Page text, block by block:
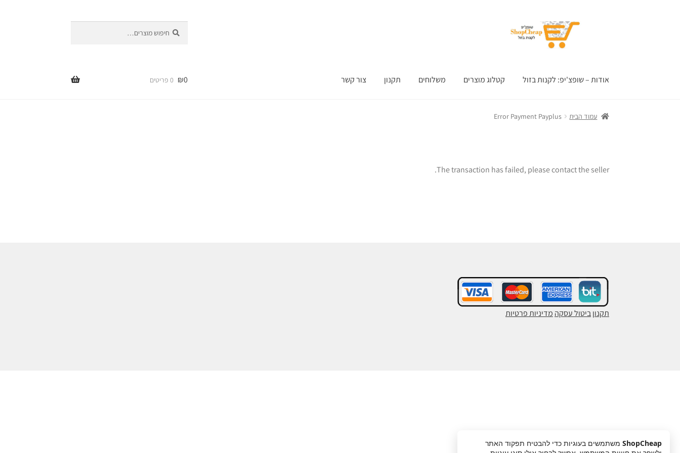
עבור:
אודות – שופצ'יפ: לקנות בזול קטלוג מוצרים משלוחים תקנון צור קשר ₪0 0 פריטים
עמוד הבית Error Payment Payplus
The transaction has failed, please contact the seller.
תקנוןביטול עסקה מדיניות פרטיות
ShopCheap משתמשים בעוגיות כדי להבטיח תפקוד האתר